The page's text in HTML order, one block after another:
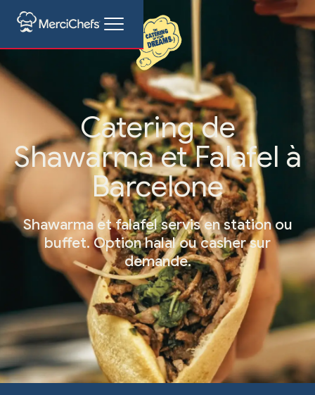
Catering de
Shawarma et Falafel à
Barcelone
Shawarma et falafel servis en station ou
buffet. Option halal ou casher sur
demande.